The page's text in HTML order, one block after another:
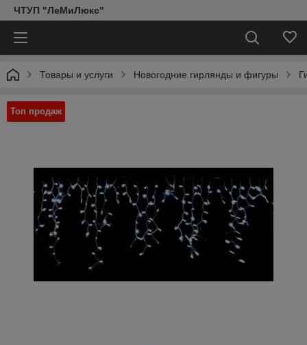
ЧТУП "ЛеМиЛюкс"
Товары и услуги Новогодние гирлянды и фигуры
Топ продаж